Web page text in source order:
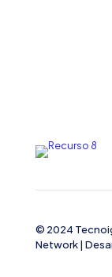
© 2024
Network|